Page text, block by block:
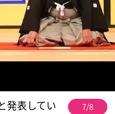
発表してい
7/8